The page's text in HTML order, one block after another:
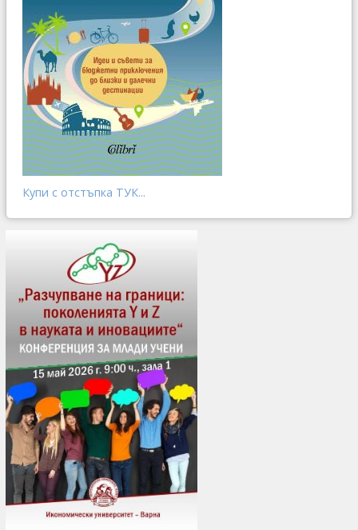
Купи с отстъпка ТУК...